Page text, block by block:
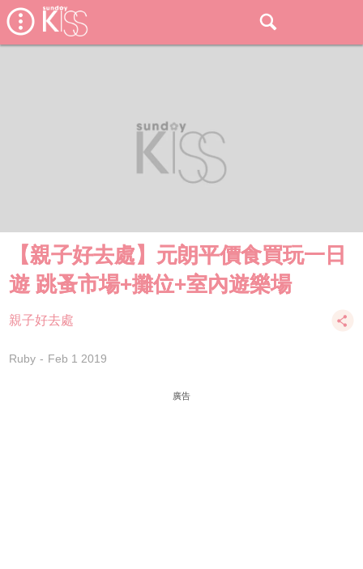
【親子好去處】元朗平價食買玩一日
遊 跳蚤市場+攤位+室內遊樂場
親子好去處
Ruby Feb 1 2019
廣告